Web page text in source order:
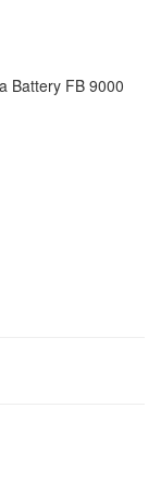
Battery FB 9000